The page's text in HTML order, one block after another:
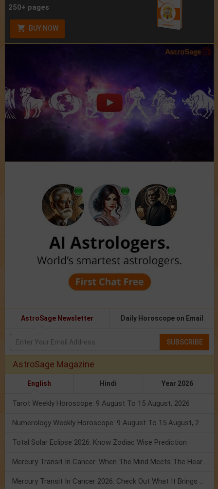
250+ pages
BUY NOW
AstroSage Newsletter Daily Horoscope on Email
SUBSCRIBE
AstroSage Magazine
English Hindi Year 2026
Tarot Weekly Horoscope: 9 August To 15 August, 2026
Numerology Weekly Horoscope: 9 August To 15 August, 2026
Total Solar Eclipse 2026: Know Zodiac Wise Prediction
Mercury Transit In Cancer: When The Mind Meets The Heart!
Mercury Transit In Cancer 2026: Check Out What It Brings For You